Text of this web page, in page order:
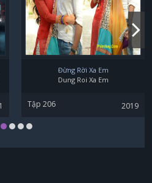
Đừng Rời Xa Em
Dung Roi Xa Em
Tập 206 2019